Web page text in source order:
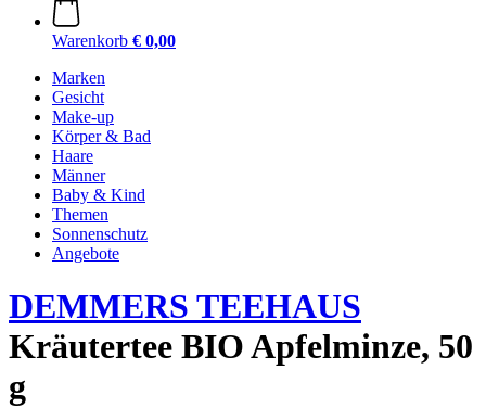
Warenkorb € 0,00
Marken
Gesicht
Make-up
Körper & Bad
Haare
Männer
Baby & Kind
Themen
Sonnenschutz
Angebote
DEMMERS TEEHAUS
Kräutertee BIO Apfelminze, 50
g